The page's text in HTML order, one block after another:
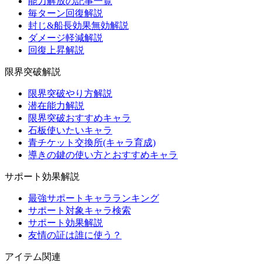
毎ターン回復解説
封じ&船長効果無効解説
ダメージ軽減解説
回復上昇解説
限界突破解説
限界突破やり方解説
潜在能力解説
限界突破おすすめキャラ
石板使いたいキャラ
青チケット交換所(キャラ育成)
導きの鍵の使い方とおすすめキャラ
サポート効果解説
最強サポートキャラランキング
サポート対象キャラ検索
サポート効果解説
友情の証は誰に使う？
アイテム関連